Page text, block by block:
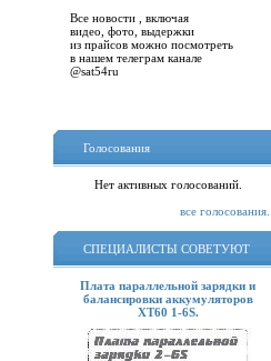
Все новости , включая
видео, фото, выдержки
из прайсов можно посмотреть
в нашем телеграм канале
@sat54ru
Голосования
Нет активных голосований.
все голосования...
СПЕЦИАЛИСТЫ СОВЕТУЮТ
Плата параллельной зарядки и
балансировки аккумуляторов
XT60 1-6S.